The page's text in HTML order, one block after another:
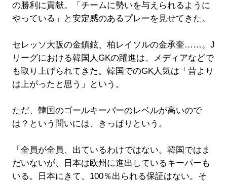
の勝利に貢献。「チームに勢いを与えられるように
やっている」と安定感のあるプレーを見せてきた。
セレッソ大阪の金鎮鉉、柏レイソルの金承奎……。J
リーグにおける韓国人GKの躍進は、メディアなどで
も取り上げられてきた。韓国でのGK人気は「昔より
は上がったと思う」という。
ただ、韓国のゴールキーパーのレベルが高いので
は？という問いには、きっぱりという。
「全員が全員、出ているわけではない。韓国ではま
だいないが、日本は欧州に進出しているキーパーも
いる。日本にきて、100％出られる保証はない。そ